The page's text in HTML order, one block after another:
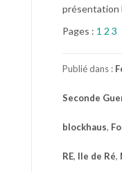
présentation
Pages : 1 2 3
Publié dans :
Seconde
blockhaus,
RE, Ile de Ré,